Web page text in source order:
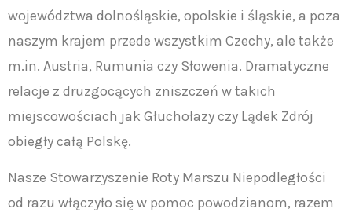
województwa dolnośląskie, opolskie i śląskie, a poza
naszym krajem przede wszystkim Czechy, ale także
m.in. Austria, Rumunia czy Słowenia. Dramatyczne
relacje z druzgocących zniszczeń w takich
miejscowościach jak Głuchołazy czy Lądek Zdrój
obiegły całą Polskę.
Nasze Stowarzyszenie Roty Marszu Niepodległości
od razu włączyło się w pomoc powodzianom, razem